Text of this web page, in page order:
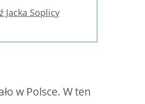
Jacka Soplicy
w Polsce. W ten